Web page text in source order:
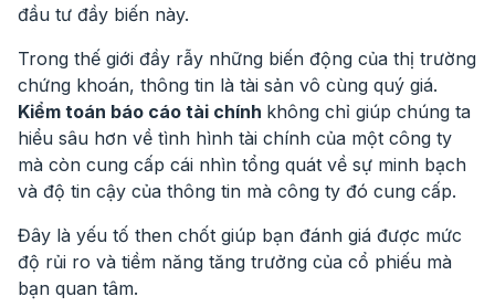
đầu tư đầy biến này.
Trong thế giới đầy rẫy những biến động của thị trường
chứng khoán, thông tin là tài sản vô cùng quý giá.
Kiểm toán báo cáo tài chính không chỉ giúp chúng ta
hiểu sâu hơn về tình hình tài chính của một công ty
mà còn cung cấp cái nhìn tổng quát về sự minh bạch
và độ tin cậy của thông tin mà công ty đó cung cấp.
Đây là yếu tố then chốt giúp bạn đánh giá được mức
độ rủi ro và tiềm năng tăng trưởng của cổ phiếu mà
bạn quan tâm.